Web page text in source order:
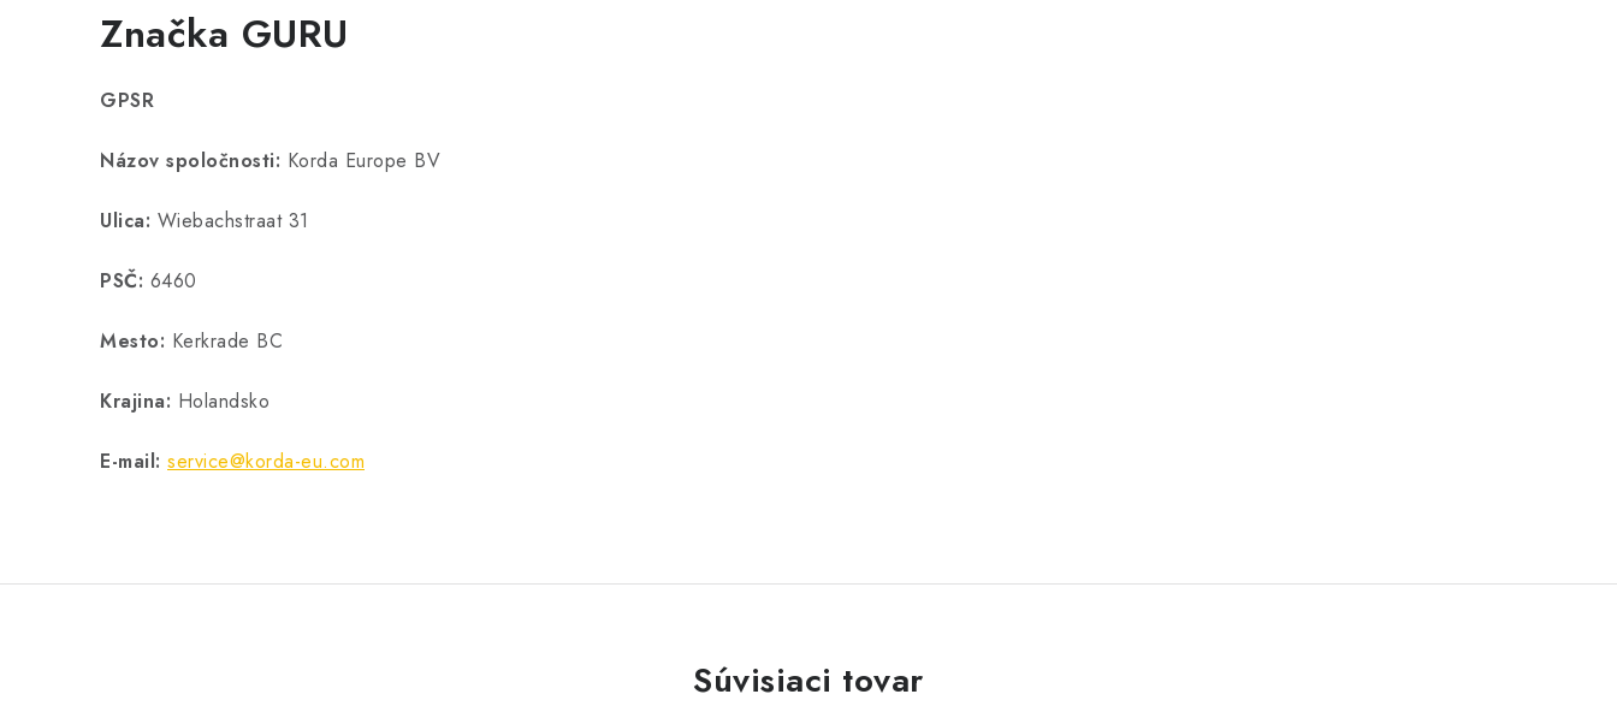
Značka GURU
GPSR
Názov spoločnosti: Korda Europe BV
Ulica: Wiebachstraat 31
PSČ: 6460
Mesto: Kerkrade BC
Krajina: Holandsko
E-mail: service@korda-eu.com
Súvisiaci tovar